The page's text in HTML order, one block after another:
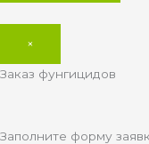
×
Заказ фунгицидов
Заполните форму